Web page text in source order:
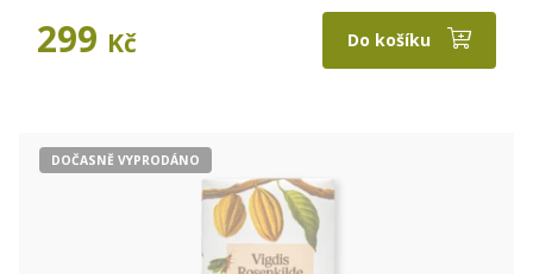
299 Kč Do košíku
DOČASNĚ VYPRODÁNO